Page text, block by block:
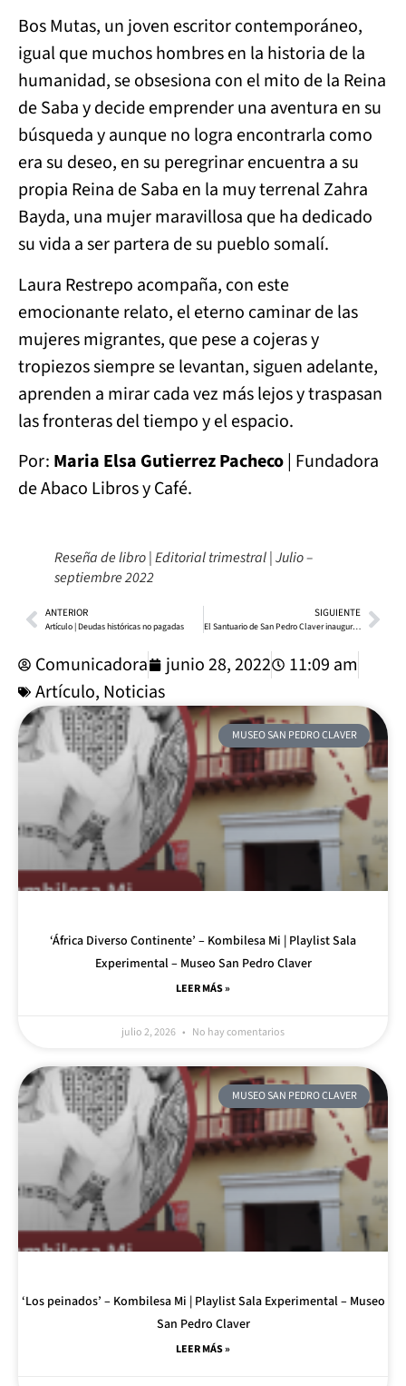
Bos Mutas, un joven escritor contemporáneo,
igual que muchos hombres en la historia de la
humanidad, se obsesiona con el mito de la Reina
de Saba y decide emprender una aventura en su
búsqueda y aunque no logra encontrarla como
era su deseo, en su peregrinar encuentra a su
propia Reina de Saba en la muy terrenal Zahra
Bayda, una mujer maravillosa que ha dedicado
su vida a ser partera de su pueblo somalí.
Laura Restrepo acompaña, con este
emocionante relato, el eterno caminar de las
mujeres migrantes, que pese a cojeras y
tropiezos siempre se levantan, siguen adelante,
aprenden a mirar cada vez más lejos y traspasan
las fronteras del tiempo y el espacio.
Por: Maria Elsa Gutierrez Pacheco| Fundadora
de Abaco Libros y Café.
Reseña de libro | Editorial trimestral | Julio –
septiembre 2022
ANTERIOR
Artículo | Deudas históricas no pagadas
SIGUIENTE
El Santuario de San Pedro Claver inauguró nueva zona de Osarios y Cenizarios
Comunicadora junio 28, 2022
11:09 am
Artículo, Noticias
MUSEO SAN PEDRO CLAVER
‘África Diverso Continente’ – Kombilesa Mi | Playlist Sala
Experimental – Museo San Pedro Claver
LEER MÁS »
julio 2, 2026 No hay comentarios
MUSEO SAN PEDRO CLAVER
‘Los peinados’ – Kombilesa Mi | Playlist Sala Experimental – Museo
San Pedro Claver
LEER MÁS »